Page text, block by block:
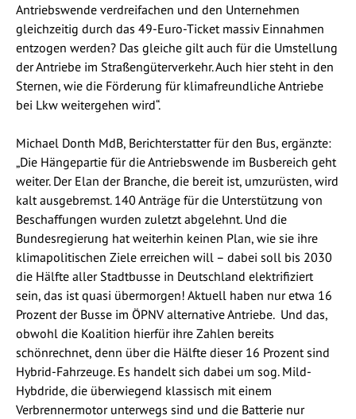
Antriebswende verdreifachen und den Unternehmen
gleichzeitig durch das 49-Euro-Ticket massiv Einnahmen
entzogen werden? Das gleiche gilt auch für die Umstellung
der Antriebe im Straßengüterverkehr. Auch hier steht in den
Sternen, wie die Förderung für klimafreundliche Antriebe
bei Lkw weitergehen wird“.
Michael Donth MdB, Berichterstatter für den Bus, ergänzte:
„Die Hängepartie für die Antriebswende im Busbereich geht
weiter. Der Elan der Branche, die bereit ist, umzurüsten, wird
kalt ausgebremst. 140 Anträge für die Unterstützung von
Beschaffungen wurden zuletzt abgelehnt. Und die
Bundesregierung hat weiterhin keinen Plan, wie sie ihre
klimapolitischen Ziele erreichen will – dabei soll bis 2030
die Hälfte aller Stadtbusse in Deutschland elektrifiziert
sein, das ist quasi übermorgen! Aktuell haben nur etwa 16
Prozent der Busse im ÖPNV alternative Antriebe. Und das,
obwohl die Koalition hierfür ihre Zahlen bereits
schönrechnet, denn über die Hälfte dieser 16 Prozent sind
Hybrid-Fahrzeuge. Es handelt sich dabei um sog. Mild-
Hybdride, die überwiegend klassisch mit einem
Verbrennermotor unterwegs sind und die Batterie nur